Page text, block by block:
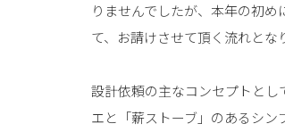
りませんでしたが、本年の初
て、お請けさせて頂く流れとな
設計依頼の主なコンセプトとし
エと「薪ストーブ」のあるシ